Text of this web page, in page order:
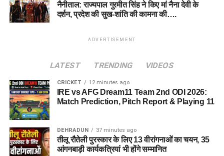
नैनीताल: राज्यपाल गुरमीत सिंह ने किए मां नैना देवी के
दर्शन, प्रदेश की सुख-शांति की कामना की….
ADVERTISEMENT
LATEST TRENDING VIDEOS
CRICKET 12 minutes ago
IRE vs AFG Dream11 Team 2nd ODI 2026:
Match Prediction, Pitch Report & Playing 11
DEHRADUN 37 minutes ago
तीलू रौतेली पुरस्कार के लिए 13 वीरांगनाओं का चयन, 35
आंगनबाड़ी कार्यकत्रियां भी होंगे सम्मानित